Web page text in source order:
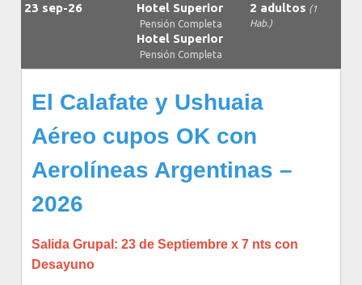
23 sep-26 Hotel Superior
Pensión Completa
Hotel Superior
Pensión Completa
2 adultos (1
Hab.)
El Calafate y Ushuaia
Aéreo cupos OK con
Aerolíneas Argentinas –
2026
Salida Grupal: 23 de Septiembre x 7 nts con
Desayuno